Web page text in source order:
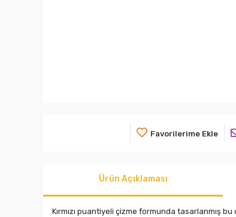
Favorilerime Ekle
Ürün Açıklaması
Kırmızı puantiyeli çizme formunda tasarlanmış